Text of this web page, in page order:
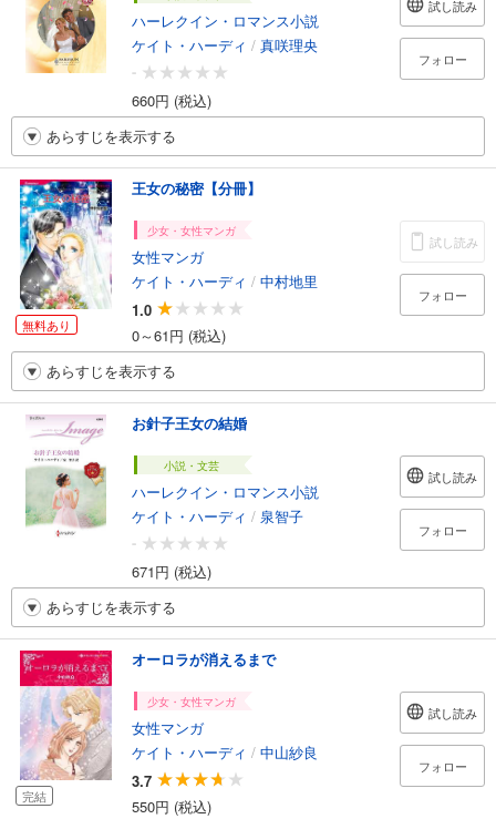
ハーレクイン・ロマンス小説
ケイト・ハーディ / 真咲理央
-
660円 (税込)
試し読み
フォロー
あらすじを表示する
無料あり
王女の秘密【分冊】
少女・女性マンガ
女性マンガ
ケイト・ハーディ / 中村地里
1.0
0～61円 (税込)
試し読み
フォロー
あらすじを表示する
お針子王女の結婚
小説・文芸
ハーレクイン・ロマンス小説
ケイト・ハーディ / 泉智子
-
671円 (税込)
試し読み
フォロー
あらすじを表示する
完結
オーロラが消えるまで
少女・女性マンガ
女性マンガ
ケイト・ハーディ / 中山紗良
3.7
550円 (税込)
試し読み
フォロー